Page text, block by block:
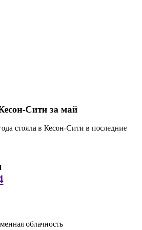
Сити за май
стояла в Кесон-Сити в последние
облачность